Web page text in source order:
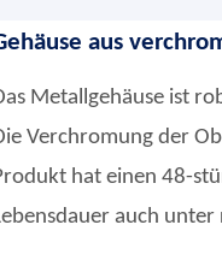
aus
Metallgehäuse ist
Verchromung der
hat einen 48-
auch